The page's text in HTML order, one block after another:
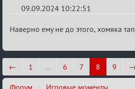
09.09.2024 10:22:51
Re:
XI
Наверно ему не до этого, хомяка
← 1 … 6 7 8 9